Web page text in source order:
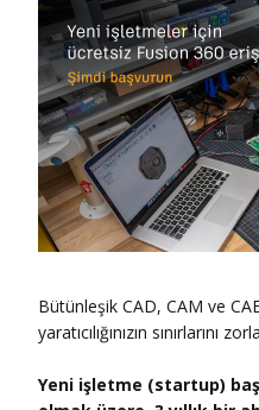
Bütünleşik CAD, CAM ve
yaratıcılığınızın sınırlarını
Yeni işletme (startup)